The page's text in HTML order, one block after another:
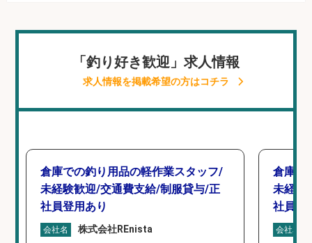
「釣り好き歓迎」求人情報
求人情報を掲載希望の方はコチラ
倉庫での釣り用品の軽作業スタッフ/
未経験歓迎/交通費支給/制服貸与/正
社員登用あり
会社名 株式会社REnista
倉庫で
未経験
社員登
会社名